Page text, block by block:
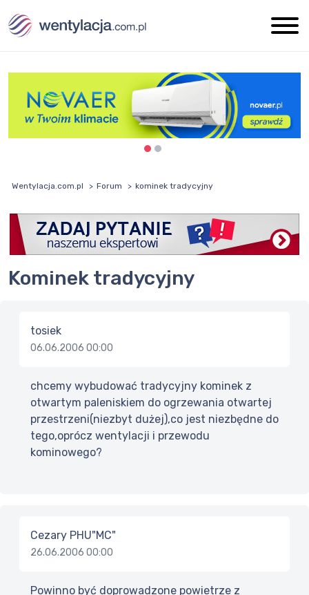
Wentylacja.com.pl Forum kominek tradycyjny
kominek tradycyjny
tosiek
06.06.2006 00:00
chcemy wybudować tradycyjny kominek z
otwartym paleniskiem do ogrzewania otwartej
przestrzeni(niezbyt dużej),co jest niezbędne do
tego,oprócz wentylacji i przewodu
kominowego?
Cezary PHU"MC"
26.06.2006 00:00
Powinno być doprowadzone powietrze z